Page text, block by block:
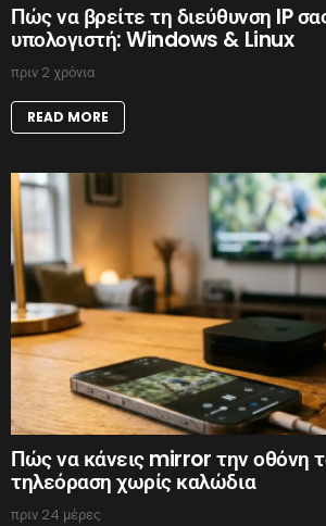
Πώς να βρείτε τη διεύθυνση IP
υπολογιστή: Windows & Linux
πριν 2 χρόνια
READ MORE
Πώς να κάνεις mirror την οθόνη
τηλεόραση χωρίς καλώδια
πριν 24 μέρες